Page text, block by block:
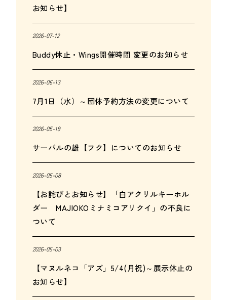
お知らせ】
2026-07-12
Buddy休止・Wings開催時間 変更のお知らせ
2026-06-13
7月1日（水）～団体予約方法の変更について
2026-05-19
サーバルの雄【フク】についてのお知らせ
2026-05-08
【お詫びとお知らせ】「白アクリルキーホル
ダー MAJIOKOミナミコアリクイ」の不良に
ついて
2026-05-03
【マヌルネコ「アズ」5/4(月祝)～展示休止の
お知らせ】